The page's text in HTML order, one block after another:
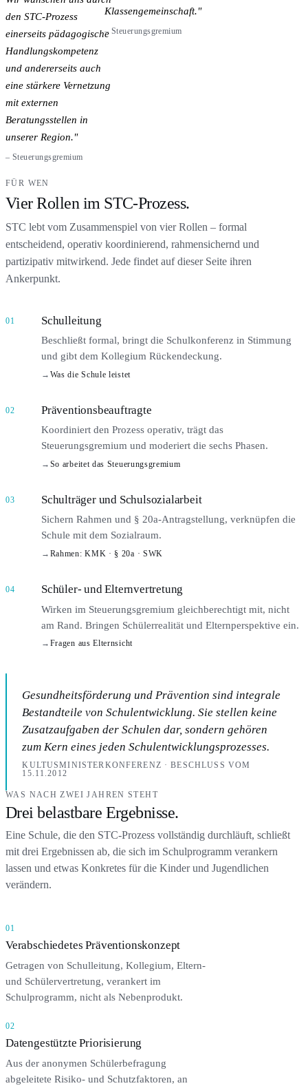
den STC-Prozess
einerseits pädagogische
Handlungskompetenz
und andererseits auch
eine stärkere Vernetzung
mit externen
Beratungsstellen in
unserer Region.
– Steuerungsgremium
Klassengemeinschaft.
– Steuerungsgremium
FÜR WEN
Vier Rollen im STC-Prozess.
STC lebt vom Zusammenspiel von vier Rollen – formal
entscheidend, operativ koordinierend, rahmensichernd und
partizipativ mitwirkend. Jede findet auf dieser Seite ihren
Ankerpunkt.
01 Schulleitung
Beschließt formal, bringt die Schulkonferenz in Stimmung
und gibt dem Kollegium Rückendeckung.
→ Was die Schule leistet
02 Präventionsbeauftragte
Koordiniert den Prozess operativ, trägt das
Steuerungsgremium und moderiert die sechs Phasen.
→ So arbeitet das Steuerungsgremium
03 Schulträger und Schulsozialarbeit
Sichern Rahmen und § 20a-Antragstellung, verknüpfen die
Schule mit dem Sozialraum.
→ Rahmen: KMK · § 20a · SWK
04 Schüler- und Elternvertretung
Wirken im Steuerungsgremium gleichberechtigt mit, nicht
am Rand. Bringen Schülerrealität und Elternperspektive ein.
→ Fragen aus Elternsicht
Gesundheitsförderung und Prävention sind integrale
Bestandteile von Schulentwicklung. Sie stellen keine
Zusatzaufgaben der Schulen dar, sondern gehören
zum Kern eines jeden Schulentwicklungsprozesses.
KULTUSMINISTERKONFERENZ · BESCHLUSS VOM
15.11.2012
WAS NACH ZWEI JAHREN STEHT
Drei belastbare Ergebnisse.
Eine Schule, die den STC-Prozess vollständig durchläuft, schließt
mit drei Ergebnissen ab, die sich im Schulprogramm verankern
lassen und etwas Konkretes für die Kinder und Jugendlichen
verändern.
01
Verabschiedetes Präventionskonzept
Getragen von Schulleitung, Kollegium, Eltern-
und Schülervertretung, verankert im
Schulprogramm, nicht als Nebenprodukt.
02
Datengestützte Priorisierung
Aus der anonymen Schülerbefragung
abgeleitete Risiko- und Schutzfaktoren, an